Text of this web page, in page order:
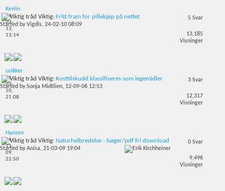
Kevlin
26-
02-
13,
13:14
Viktig: Fritt fram for pillekjøp på nettet
Started byVigdis, 24-02-10 08:09
5 Svar
13,185
Visninger
usikker
01-
03-
10,
21:08
Viktig: Kosttilskudd klassifiseres som legemidler
Started bySonja Midtlien, 12-09-06 12:53
3 Svar
12,317
Visninger
Hansen
04-
11-
09,
22:50
Viktig: Naturhelbredelse - bøger/pdf fri download
Started byAnisa, 21-03-09 19:04
0 Svar
9,496
Visninger